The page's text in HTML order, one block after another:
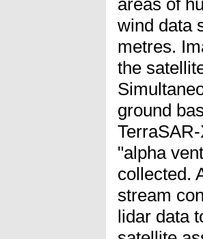
wind data
metres.
the
ground
"alpha
collected.
stream
lidar data